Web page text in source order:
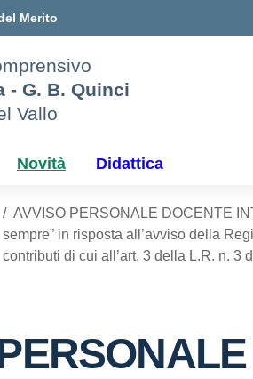
Merito
- G. B. Quinci
Vallo
Novità Didattica
AVVISO PERSONALE DOCENTE
sempre” in risposta all’avviso della
contributi di cui all’art. 3 della L.R. n. 3